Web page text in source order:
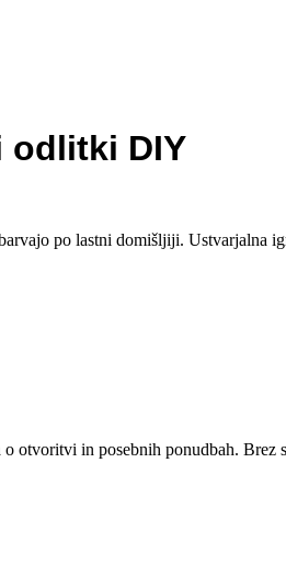
odlitki DIY
po lastni domišljiji. Ustvarjalna
otvoritvi in posebnih ponudbah. Brez